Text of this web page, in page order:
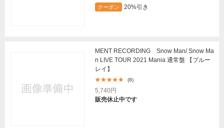
クーポン 20%引き
MENT RECORDING Snow Man/ Snow Ma
n LIVE TOUR 2021 Mania 通常盤 【ブルー
レイ】
(8)
5,740円
販売休止中です